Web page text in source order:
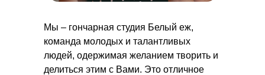
Мы – гончарная студия Белый еж,
команда молодых и талантливых
людей, одержимая желанием творить и
делиться этим с Вами. Это отличное